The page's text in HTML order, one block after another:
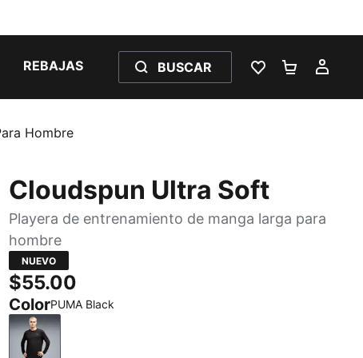
REBAJAS BUSCAR
LISTA DE
Hombre
Cloudspun Ultra Soft
Playera de entrenamiento de manga larga para
hombre
NUEVO
$55.00
ColorPUMA Black
PUMA Black